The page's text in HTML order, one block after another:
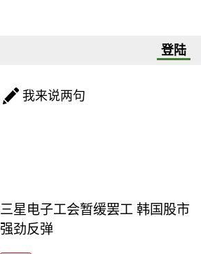
登陆
我来说两句
三星电子工会暂缓罢工 韩国股市
强劲反弹